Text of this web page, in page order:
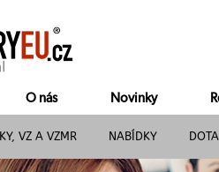
O nás Novinky
VZ A VZMR NABÍDKY